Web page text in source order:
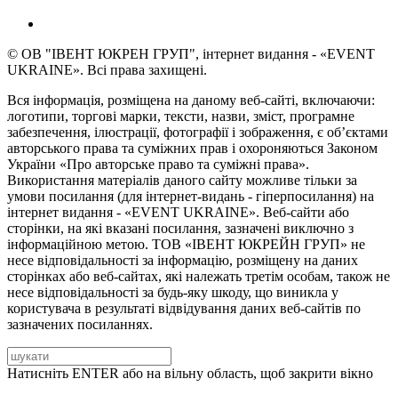
© ОВ "ІВЕНТ ЮКРЕН ГРУП", інтернет видання - «EVENT
UKRAINE». Всі права захищені.
Вся інформація, розміщена на даному веб-сайті, включаючи:
логотипи, торгові марки, тексти, назви, зміст, програмне
забезпечення, ілюстрації, фотографії і зображення, є об’єктами
авторського права та суміжних прав і охороняються Законом
України «Про авторське право та суміжні права».
Використання матеріалів даного сайту можливе тільки за
умови посилання (для інтернет-видань - гіперпосилання) на
інтернет видання - «EVENT UKRAINE». Веб-сайти або
сторінки, на які вказані посилання, зазначені виключно з
інформаційною метою. ТОВ «ІВЕНТ ЮКРЕЙН ГРУП» не
несе відповідальності за інформацію, розміщену на даних
сторінках або веб-сайтах, які належать третім особам, також не
несе відповідальності за будь-яку шкоду, що виникла у
користувача в результаті відвідування даних веб-сайтів по
зазначених посиланнях.
Натисніть ENTER або на вільну область, щоб закрити вікно